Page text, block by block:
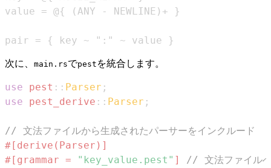
pair = { key ~ ":" ~ value }
次に、 main.rsでpest を統合します。
use pest :: Parser ;
use
pest_derive :: Parser ;
// 文法ファイルから生成されたパーサーをインクルード
#[derive(Parser)]
#[grammar =
"key_value.pest" ]
// 文法ファイル